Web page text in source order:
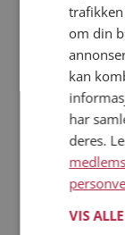
Läs mer
Trinn 1 - Bli
Trinn 2 - Slik
Trinn 3 - Tips til
Sikker dating
Dating på
Dating på
Nettdatingtips
om din
kan
har
deres.
VIS